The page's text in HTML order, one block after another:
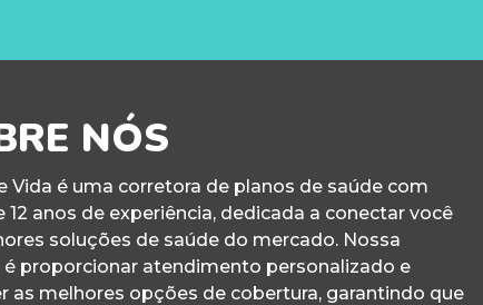
NÓS
Vida é uma corretora de planos de saúde com
12 anos de experiência, dedicada a conectar você
soluções de saúde do mercado. Nossa
é proporcionar atendimento personalizado e
as melhores opções de cobertura, garantindo que